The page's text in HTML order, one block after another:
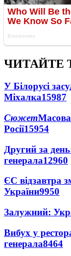
ЧИТАЙТЕ
У Білорусі
Міхалка15987
Сюжет
Росії15954
Другий за
генерала12960
ЄС відзавтра
України9950
Залужний:
Вибух у
генерала8464